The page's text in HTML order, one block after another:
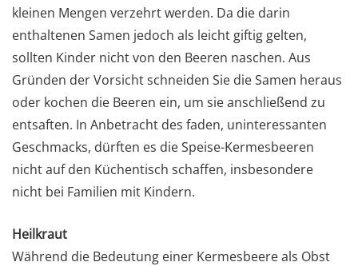
kleinen Mengen verzehrt werden. Da die darin
enthaltenen Samen jedoch als leicht giftig gelten,
sollten Kinder nicht von den Beeren naschen. Aus
Gründen der Vorsicht schneiden Sie die Samen heraus
oder kochen die Beeren ein, um sie anschließend zu
entsaften. In Anbetracht des faden, uninteressanten
Geschmacks, dürften es die Speise-Kermesbeeren
nicht auf den Küchentisch schaffen, insbesondere
nicht bei Familien mit Kindern.
Heilkraut
Während die Bedeutung einer Kermesbeere als Obst